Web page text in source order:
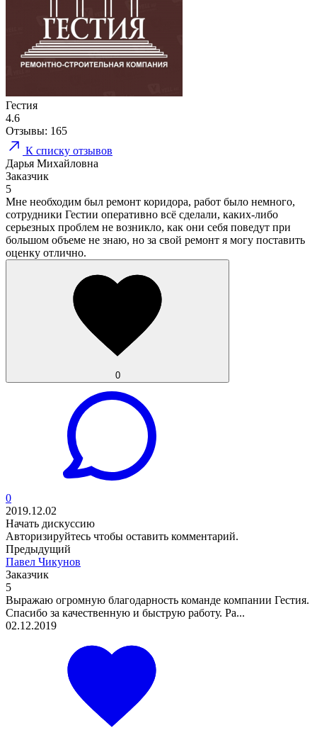
Гестия
4.6
Отзывы: 165
К списку отзывов
Дарья Михайловна
Заказчик
5
Мне необходим был ремонт коридора, работ было немного,
сотрудники Гестии оперативно всё сделали, каких-либо
серьезных проблем не возникло, как они себя поведут при
большом объеме не знаю, но за свой ремонт я могу поставить
оценку отлично.
0
0
2019.12.02
Начать дискуссию
Авторизируйтесь чтобы оставить комментарий.
Предыдущий
Павел Чикунов
Заказчик
5
Выражаю огромную благодарность команде компании Гестия.
Спасибо за качественную и быструю работу. Ра...
02.12.2019